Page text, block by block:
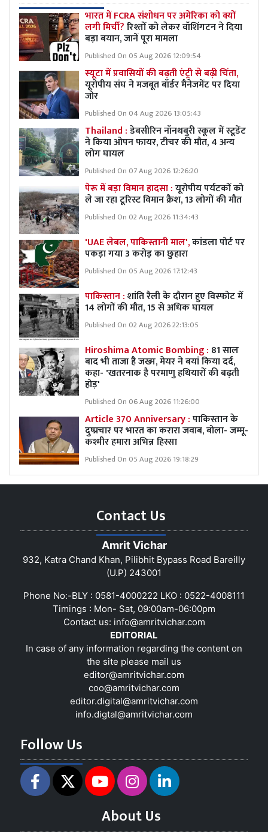
भारत में FCRA संशोधन पर अमेरिका को क्यों
लगी मिर्ची?रिश्तों को लेकर वॉशिंगटन ने दिया
बड़ा बयान, जानें पूरा मामला
Published On 05 Aug 2026 12:09:54
स्यूटा में प्रवासियों की बढ़ती एंट्री से बढ़ी चिंता,
यूरोपीय संघ ने मजबूत बॉर्डर मैनेजमेंट पर दिया
जोर
Published On 04 Aug 2026 13:05:43
Thailand :डेबसीरिन नॉनथबुरी स्कूल में स्टूडेंट
ने किया ओपन फायर, टीचर की मौत, 4 अन्य
लोग घायल
Published On 07 Aug 2026 12:26:20
पेरू में बड़ा विमान हादसा :यूरोपीय पर्यटकों को
ले जा रहा टूरिस्ट विमान क्रैश, 13 लोगों की मौत
Published On 02 Aug 2026 11:34:43
'UAE लेबल, पाकिस्तानी माल',कांडला पोर्ट पर
पकड़ा गया 3 करोड़ का छुहारा
Published On 05 Aug 2026 17:12:43
पाकिस्तान :शांति रैली के दौरान हुए विस्फोट में
14 लोगों की मौत, 15 से अधिक घायल
Published On 02 Aug 2026 22:13:05
Hiroshima Atomic Bombing : 81 साल
बाद भी ताजा है जख्म, मेयर ने बयां किया दर्द,
कहा- 'खतरनाक है परमाणु हथियारों की बढ़ती
होड़'
Published On 06 Aug 2026 11:26:00
Article 370 Anniversary :पाकिस्तान के
दुष्प्रचार पर भारत का करारा जवाब, बोला- जम्मू-
कश्मीर हमारा अभिन्न हिस्सा
Published On 05 Aug 2026 19:18:29
Contact Us
Amrit Vichar
932, Katra Chand Khan, Pilibhit Bypass Road Bareilly
(U.P) 243001
Phone No:-BLY : 0581-4000222 LKO : 0522-4008111
Timings : Mon- Sat, 09:00am-06:00pm
Contact us: info@amritvichar.com
EDITORIAL
In case of any information regarding the content on
the site please mail us
editor@amritvichar.com
coo@amritvichar.com
editor.digital@amritvichar.com
info.digtal@amritvichar.com
Follow Us
About Us